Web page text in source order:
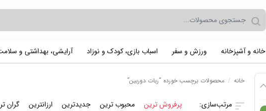
خانه و آشپزخانه ورزش و سفر اسباب بازی، کودک و نوزاد آرایشی، بهداشتی و
خانه / محصولات برچسب خورده “ربات دوربین”
پرفروش ترین محبوب ترین جدیدترین ارزانترین گران